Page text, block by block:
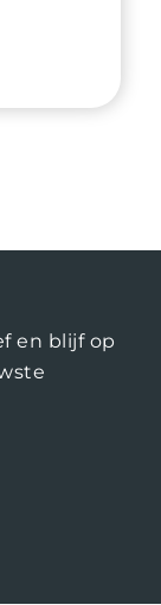
en blijf op